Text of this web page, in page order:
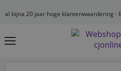
al bijna 20 jaar hoge klantenwaardering -